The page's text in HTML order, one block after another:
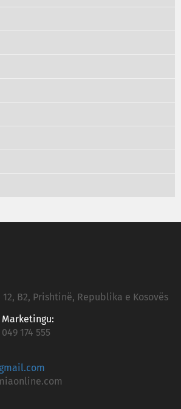
12, B2, Prishtinë, Republika e Kosovës
Marketingu:
049 174 555